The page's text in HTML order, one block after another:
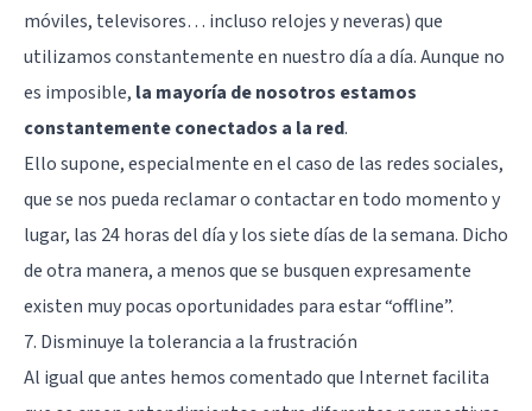
móviles, televisores… incluso relojes y neveras) que
utilizamos constantemente en nuestro día a día. Aunque no
es imposible, la mayoría de nosotros estamos
constantemente conectados a la red.
Ello supone, especialmente en el caso de las redes sociales,
que se nos pueda reclamar o contactar en todo momento y
lugar, las 24 horas del día y los siete días de la semana. Dicho
de otra manera, a menos que se busquen expresamente
existen muy pocas oportunidades para estar “offline”.
7. Disminuye la tolerancia a la frustración
Al igual que antes hemos comentado que Internet facilita